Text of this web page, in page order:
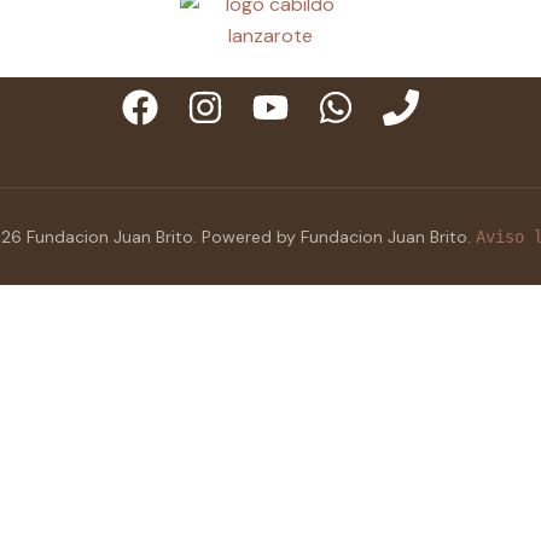
Fundacion Juan Brito. Powered by Fundacion Juan Brito. Aviso